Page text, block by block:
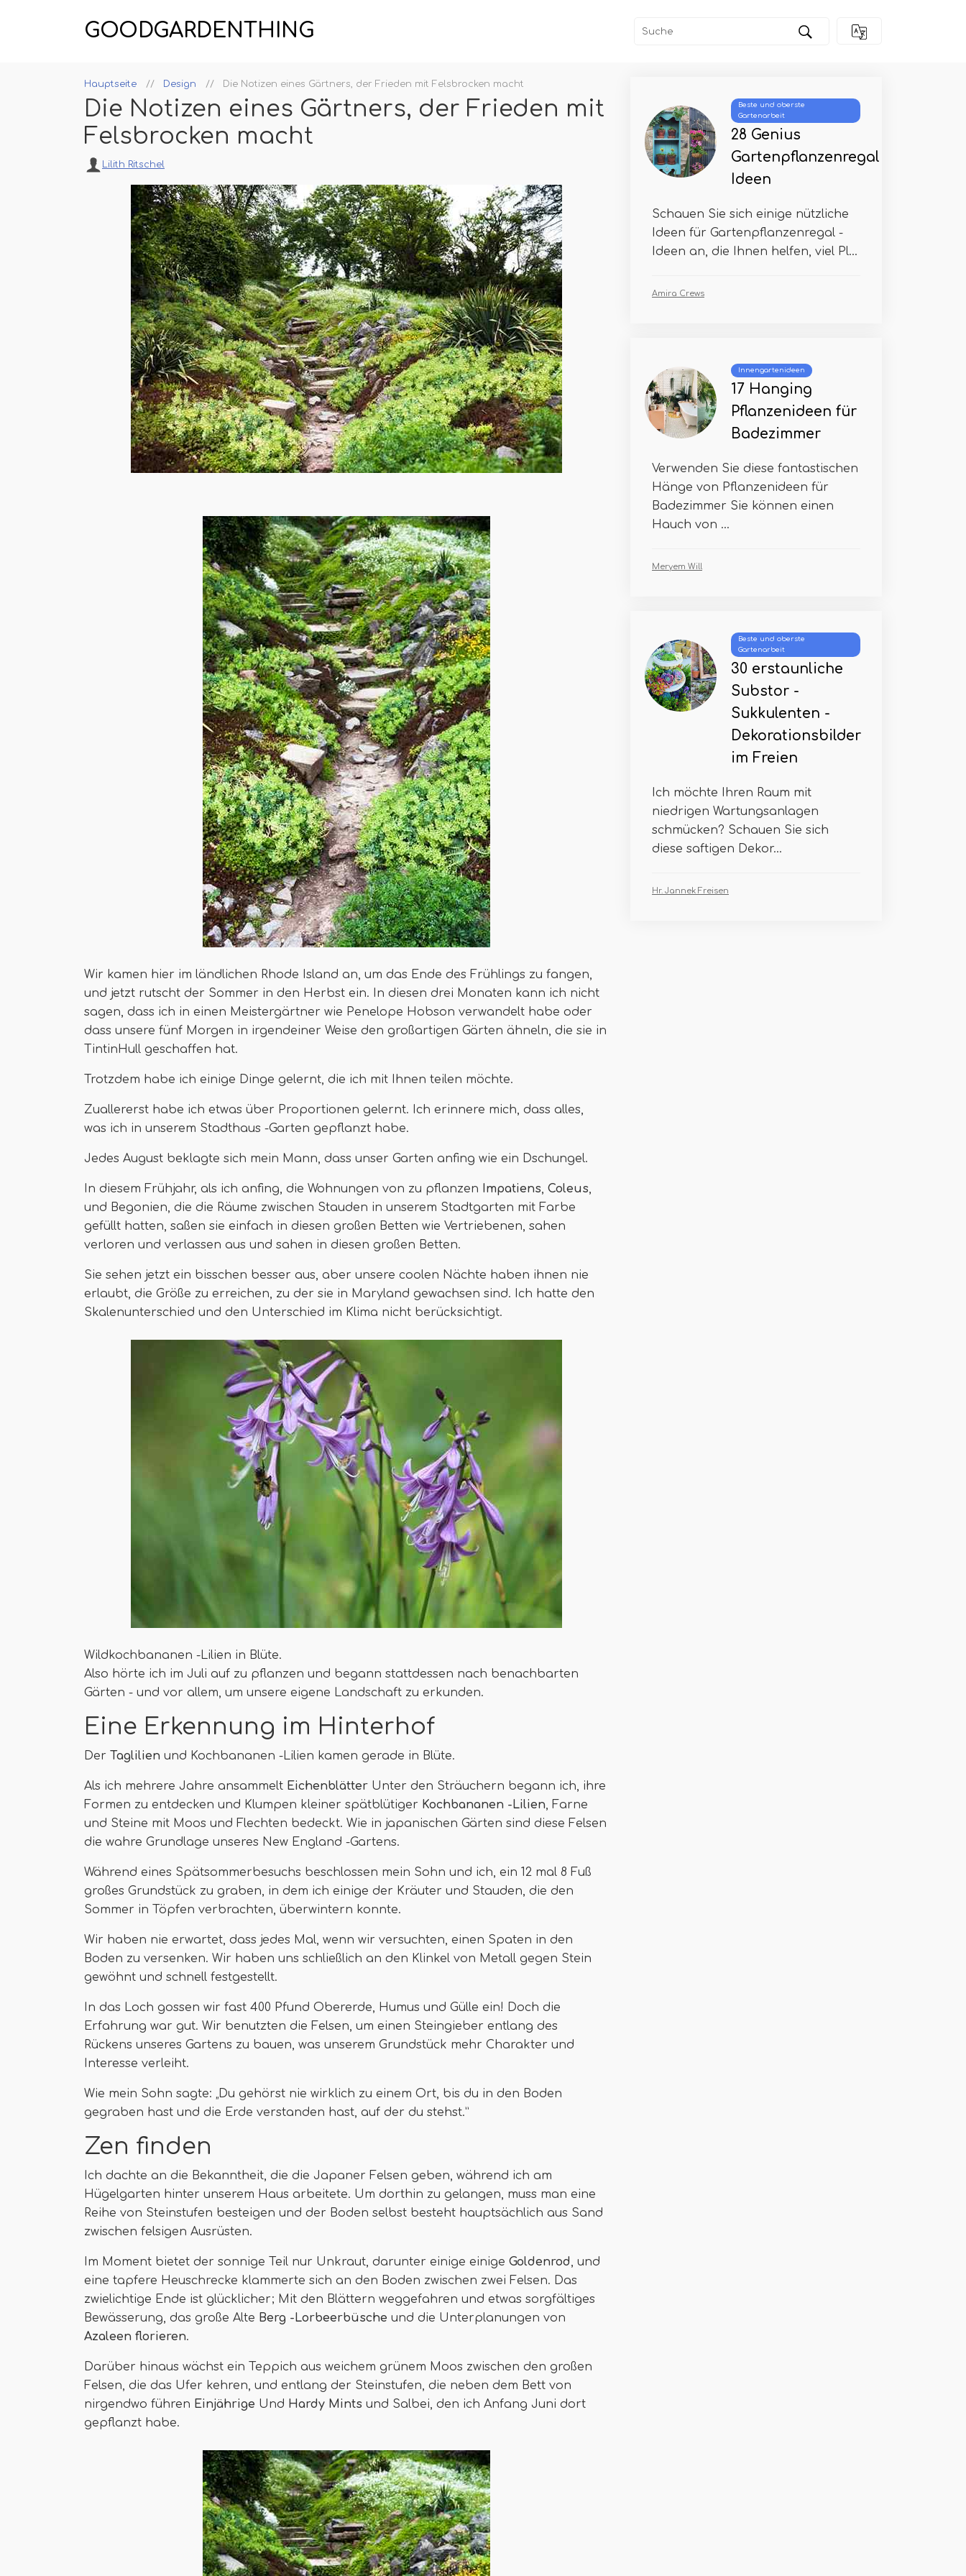
GOODGARDENTHING
Hauptseite Design Die Notizen eines Gärtners, der Frieden mit Felsbrocken macht
Die Notizen eines Gärtners, der Frieden mit
Felsbrocken macht
Lilith Ritschel
Wir kamen hier im ländlichen Rhode Island an, um das Ende des Frühlings zu fangen,
und jetzt rutscht der Sommer in den Herbst ein. In diesen drei Monaten kann ich nicht
sagen, dass ich in einen Meistergärtner wie Penelope Hobson verwandelt habe oder
dass unsere fünf Morgen in irgendeiner Weise den großartigen Gärten ähneln, die sie in
TintinHull geschaffen hat.
Trotzdem habe ich einige Dinge gelernt, die ich mit Ihnen teilen möchte.
Zuallererst habe ich etwas über Proportionen gelernt. Ich erinnere mich, dass alles,
was ich in unserem Stadthaus -Garten gepflanzt habe.
Jedes August beklagte sich mein Mann, dass unser Garten anfing wie ein Dschungel.
In diesem Frühjahr, als ich anfing, die Wohnungen von zu pflanzen Impatiens, Coleus,
und Begonien, die die Räume zwischen Stauden in unserem Stadtgarten mit Farbe
gefüllt hatten, saßen sie einfach in diesen großen Betten wie Vertriebenen, sahen
verloren und verlassen aus und sahen in diesen großen Betten.
Sie sehen jetzt ein bisschen besser aus, aber unsere coolen Nächte haben ihnen nie
erlaubt, die Größe zu erreichen, zu der sie in Maryland gewachsen sind. Ich hatte den
Skalenunterschied und den Unterschied im Klima nicht berücksichtigt.
Wildkochbananen -Lilien in Blüte.
Also hörte ich im Juli auf zu pflanzen und begann stattdessen nach benachbarten
Gärten - und vor allem, um unsere eigene Landschaft zu erkunden.
Eine Erkennung im Hinterhof
Der Taglilien und Kochbananen -Lilien kamen gerade in Blüte.
Als ich mehrere Jahre ansammelt Eichenblätter Unter den Sträuchern begann ich, ihre
Formen zu entdecken und Klumpen kleiner spätblütiger Kochbananen -Lilien, Farne
und Steine ​​mit Moos und Flechten bedeckt. Wie in japanischen Gärten sind diese Felsen
die wahre Grundlage unseres New England -Gartens.
Während eines Spätsommerbesuchs beschlossen mein Sohn und ich, ein 12 mal 8 Fuß
großes Grundstück zu graben, in dem ich einige der Kräuter und Stauden, die den
Sommer in Töpfen verbrachten, überwintern konnte.
Wir haben nie erwartet, dass jedes Mal, wenn wir versuchten, einen Spaten in den
Boden zu versenken. Wir haben uns schließlich an den Klinkel von Metall gegen Stein
gewöhnt und schnell festgestellt.
In das Loch gossen wir fast 400 Pfund Obererde, Humus und Gülle ein! Doch die
Erfahrung war gut. Wir benutzten die Felsen, um einen Steingieber entlang des
Rückens unseres Gartens zu bauen, was unserem Grundstück mehr Charakter und
Interesse verleiht.
Wie mein Sohn sagte: „Du gehörst nie wirklich zu einem Ort, bis du in den Boden
gegraben hast und die Erde verstanden hast, auf der du stehst.”
Zen finden
Ich dachte an die Bekanntheit, die die Japaner Felsen geben, während ich am
Hügelgarten hinter unserem Haus arbeitete. Um dorthin zu gelangen, muss man eine
Reihe von Steinstufen besteigen und der Boden selbst besteht hauptsächlich aus Sand
zwischen felsigen Ausrüsten.
Im Moment bietet der sonnige Teil nur Unkraut, darunter einige einige Goldenrod, und
eine tapfere Heuschrecke klammerte sich an den Boden zwischen zwei Felsen. Das
zwielichtige Ende ist glücklicher; Mit den Blättern weggefahren und etwas sorgfältiges
Bewässerung, das große Alte Berg -Lorbeerbüsche und die Unterplanungen von
Azaleen florieren.
Darüber hinaus wächst ein Teppich aus weichem grünem Moos zwischen den großen
Felsen, die das Ufer kehren, und entlang der Steinstufen, die neben dem Bett von
nirgendwo führen Einjährige Und Hardy Mints und Salbei, den ich Anfang Juni dort
gepflanzt habe.
Beste und oberste
Gartenarbeit
28 Genius
Gartenpflanzenregal
Ideen
Schauen Sie sich einige nützliche
Ideen für Gartenpflanzenregal -
Ideen an, die Ihnen helfen, viel Pl...
Amira Crews
Innengartenideen
17 Hanging
Pflanzenideen für
Badezimmer
Verwenden Sie diese fantastischen
Hänge von Pflanzenideen für
Badezimmer Sie können einen
Hauch von ...
Meryem Will
Beste und oberste
Gartenarbeit
30 erstaunliche
Substor -
Sukkulenten -
Dekorationsbilder
im Freien
Ich möchte Ihren Raum mit
niedrigen Wartungsanlagen
schmücken? Schauen Sie sich
diese saftigen Dekor...
Hr. Jannek Freisen